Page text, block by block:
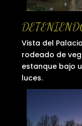
Vista del
rodeado de
estanque bajo
luces.